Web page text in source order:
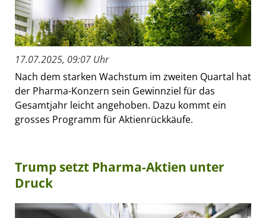
17.07.2025, 09:07 Uhr
Nach dem starken Wachstum im zweiten Quartal hat
der Pharma-Konzern sein Gewinnziel für das
Gesamtjahr leicht angehoben. Dazu kommt ein
grosses Programm für Aktienrückkäufe.
Trump setzt Pharma-Aktien unter
Druck